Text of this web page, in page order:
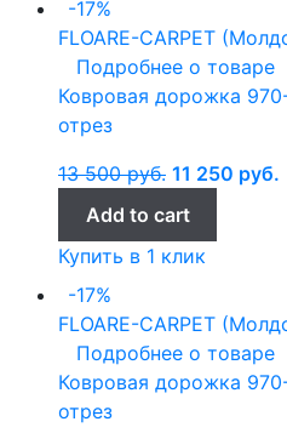
-17%
FLOARE-CARPET
Подробнее о товаре
Ковровая дорожка
отрез
13 500руб. 11 250 руб.
Add to cart
Купить в 1 клик
-17%
FLOARE-CARPET
Подробнее о товаре
Ковровая дорожка
отрез